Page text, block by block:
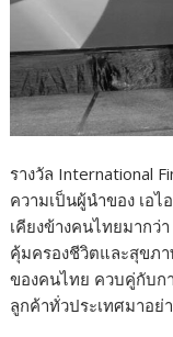
รางวัล International
ความเป็นผู้นำของ เอ
เคียงข้างคนไทยมากว่
คุ้มครองชีวิตและสุขภ
ของคนไทย ควบคู่กับก
ลูกค้าทั่วประเทศมาอย่